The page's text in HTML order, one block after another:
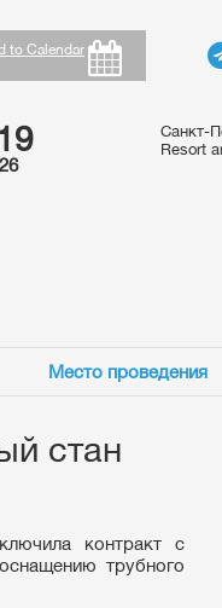
to Calendar
Санкт-
Resort
Место проведения
стан
контракт с
трубного